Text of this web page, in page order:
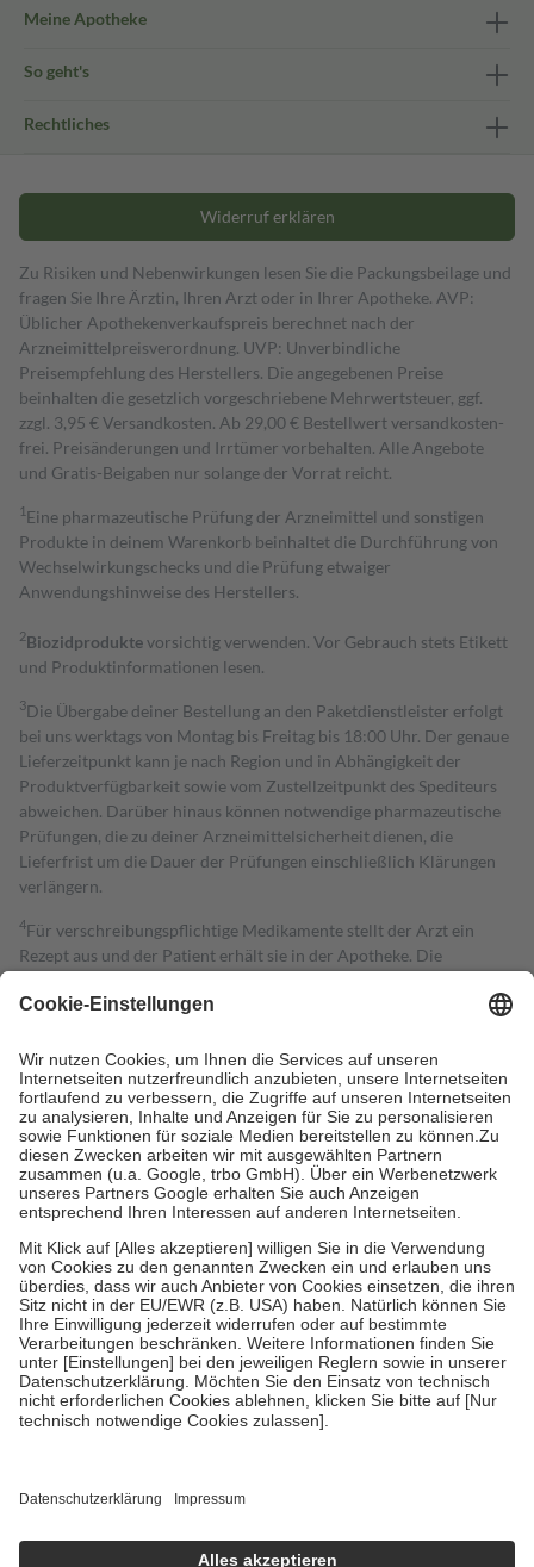
Meine Apotheke
So geht's
Rechtliches
Widerruf erklären
Zu Risiken und Nebenwirkungen lesen Sie die Packungsbeilage und
fragen Sie Ihre Ärztin, Ihren Arzt oder in Ihrer Apotheke. AVP:
Üblicher Apothekenverkaufspreis berechnet nach der
Arzneimittelpreisverordnung. UVP: Unverbindliche
Preisempfehlung des Herstellers. Die angegebenen Preise
beinhalten die gesetzlich vorgeschriebene Mehrwertsteuer, ggf.
zzgl. 3,95 € Versandkosten. Ab 29,00 € Bestell­wert versand­kosten­
frei. Preisänderungen und Irrtümer vorbehalten. Alle Angebote
und Gratis-Beigaben nur solange der Vorrat reicht.
1 Eine pharmazeutische Prüfung der Arzneimittel und sonstigen
Produkte in deinem Warenkorb beinhaltet die Durchführung von
Wechselwirkungschecks und die Prüfung etwaiger
Anwendungshinweise des Herstellers.
2Biozidproduktevorsichtig verwenden. Vor Gebrauch stets Etikett
und Produktinformationen lesen.
3Die Übergabe deiner Bestellung an den Paketdienstleister erfolgt
bei uns werktags von Montag bis Freitag bis 18:00 Uhr. Der genaue
Lieferzeitpunkt kann je nach Region und in Abhängigkeit der
Produktverfügbarkeit sowie vom Zustellzeitpunkt des Spediteurs
abweichen. Darüber hinaus können notwendige pharmazeutische
Prüfungen, die zu deiner Arzneimittelsicherheit dienen, die
Lieferfrist um die Dauer der Prüfungen einschließlich Klärungen
verlängern.
4Für verschreibungspflichtige Medikamente stellt der Arzt ein
Rezept aus und der Patient erhält sie in der Apotheke. Die
Kosten dafür, der Versicherte trägt einen Teil davon als Zuzahlung
Grundsätzlich leisten Mitglieder Zuzahlungen in Höhe von zehn
Prozent des Abgabepreises,mindestensjedochfünf Euround
höchstens zehn Euro.Es sind jedoch nie mehr als die tatsächlichen
Kosten der Leistung zu entrichten.
Diese Regeln gelten grundsätzlich auch für Online-Apotheken.
Bei Heilmitteln und häuslicher Krankenpflege beträgt die
Zuzahlung zehn Prozent der Kosten sowie zehn Euro je
Um das Engagement der Versicherten für ihre eigene Gesundheit zu
stärken und die besondere Stellung der Familie zu unterstützen,
fallenkeine Zuzahlungen an bei:
• Kindern und Jugendlichen bis zum vollendeten 18. Lebensjahr
mit Ausnahme der Fahrkosten
• Untersuchungen zur Vorsorge und Früherkennung, die von der
GKV getragen werden
• empfohlenen Schutzimpfungen
Wir nutzen Trusted Shops als unabhängigen Dienstleister für die
getroffen, um sicherzustellen, dass es sich um echte Bewertungen